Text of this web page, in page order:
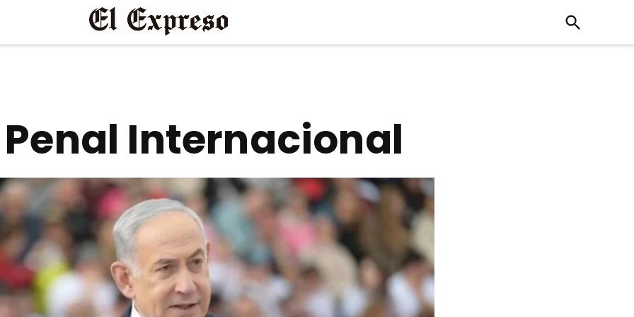
Open
Search
Internacional